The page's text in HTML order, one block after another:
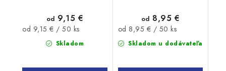
Skladom
od 9,15 €
Jednotková
od 9,15 € / 50 ks
Skladom u dodávateľa
od 8,95 €
Jednotková
cena:
od 8,95 € / 50 ks